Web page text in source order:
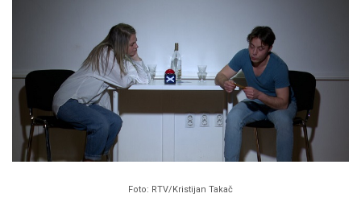
Foto: RTV/Kristijan Takač